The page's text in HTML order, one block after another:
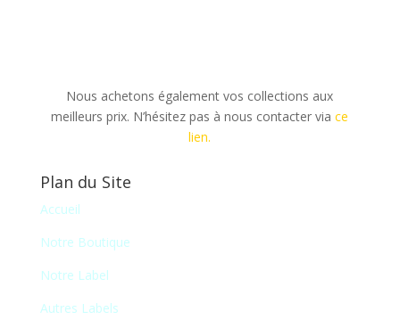
Nous achetons également vos collections aux
meilleurs prix. N’hésitez pas à nous contacter viace
lien.
Plan du Site
Accueil
Notre Boutique
Notre Label
Autres Labels